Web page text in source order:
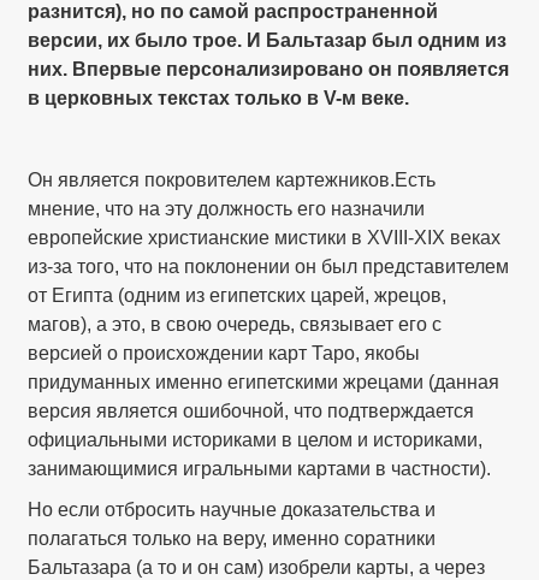
разнится), но по самой распространенной
версии, их было трое. И Бальтазар был одним из
них. Впервые персонализировано он появляется
в церковных текстах только в V-м веке.
Он является покровителем картежников.Есть
мнение, что на эту должность его назначили
европейские христианские мистики в XVIII-XIX веках
из-за того, что на поклонении он был представителем
от Египта (одним из египетских царей, жрецов,
магов), а это, в свою очередь, связывает его с
версией о происхождении карт Таро, якобы
придуманных именно египетскими жрецами (данная
версия является ошибочной, что подтверждается
официальными историками в целом и историками,
занимающимися игральными картами в частности).
Но если отбросить научные доказательства и
полагаться только на веру, именно соратники
Бальтазара (а то и он сам) изобрели карты, а через